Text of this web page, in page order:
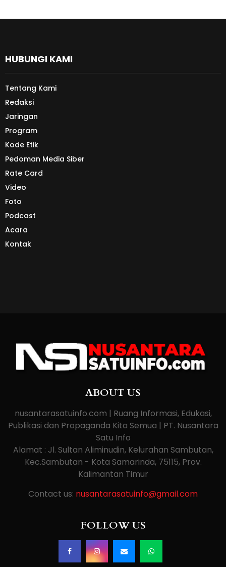
HUBUNGI KAMI
Tentang Kami
Redaksi
Jaringan
Program
Kode Etik
Pedoman Media Siber
Rate Card
Video
Foto
Podcast
Acara
Kontak
ABOUT US
nusantarasatuinfo.com | Ruang Informasi, Edukasi,
Publikasi dan Propaganda Kita Semua | PT. Nusantara
Satu Info
Alamat : Jl. Sultan Aliminudin, Kelurahan Sambutan,
Kec.Sambutan - Kota Samarinda, 75115, Prov.
Kalimantan Timur
Contact us: nusantarasatuinfo@gmail.com
FOLLOW US